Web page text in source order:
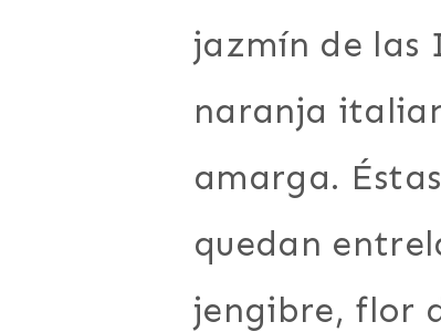
jazmín de las
naranja
amarga.
quedan
jengibre, flor